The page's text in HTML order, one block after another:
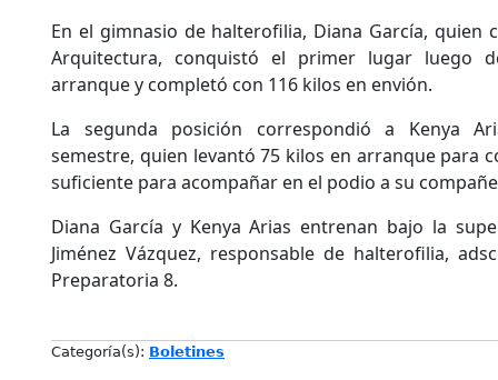
En el gimnasio de halterofilia, Diana García, quien
Arquitectura, conquistó el primer lugar luego
arranque y completó con 116 kilos en envión.
La segunda posición correspondió a Kenya
semestre, quien levantó 75 kilos en arranque para
suficiente para acompañar en el podio a su
Diana García y Kenya Arias entrenan bajo la
Jiménez Vázquez, responsable de halterofilia,
Preparatoria 8.
Categoría(s): Boletines